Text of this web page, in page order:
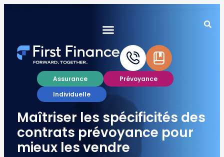
Assurance
Prévoyance
Individuelle
Maîtriser les spécificités des
contrats prévoyance pour
mieux les vendre